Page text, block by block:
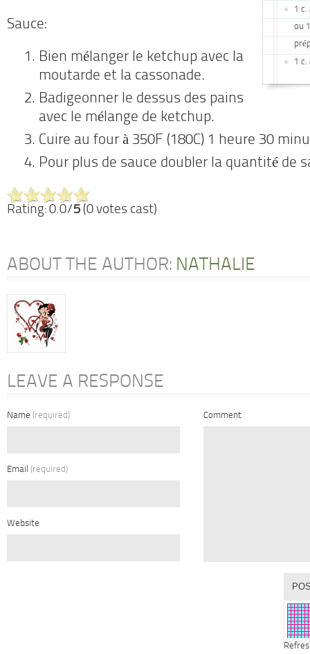
1 c.
ou
1 c.
Sauce:
Bien mélanger le ketchup avec la
moutarde et la cassonade.
Badigeonner le dessus des pains
avec le mélange de ketchup.
Cuire au four à 350F (180C) 1 heure 30
Pour plus de sauce doubler la quantité de
Rating: 0.0/5 (0 votes cast)
ABOUT THE AUTHOR: NATHALIE
LEAVE A RESPONSE
Name (required)
Email (required)
Website
Comment